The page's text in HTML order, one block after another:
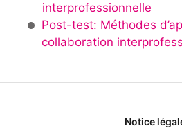
interprofessionnelle
Post-test: Méthodes
collaboration
Notice